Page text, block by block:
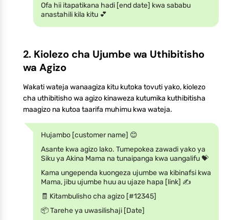
Ofa hii itapatikana hadi [end date] kwa sababu
anastahili kila kitu 💕
2. Kiolezo cha Ujumbe wa Uthibitisho
wa Agizo
Wakati wateja wanaagiza kitu kutoka tovuti yako, kiolezo
cha uthibitisho wa agizo kinaweza kutumika kuthibitisha
maagizo na kutoa taarifa muhimu kwa wateja.
Hujambo [customer name] 😊
Asante kwa agizo lako. Tumepokea zawadi yako ya
Siku ya Akina Mama na tunaipanga kwa uangalifu 💝
Kama ungependa kuongeza ujumbe wa kibinafsi kwa
Mama, jibu ujumbe huu au ujaze hapa [link] ✍️
🧾 Kitambulisho cha agizo [#12345]
📦 Tarehe ya uwasilishaji [Date]